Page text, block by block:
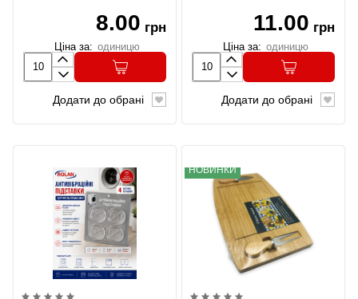
8.00 грн
Ціна за: одиницю
Додати до обрані
11.00 грн
Ціна за: одиницю
Додати до обрані
НОВИНКИ